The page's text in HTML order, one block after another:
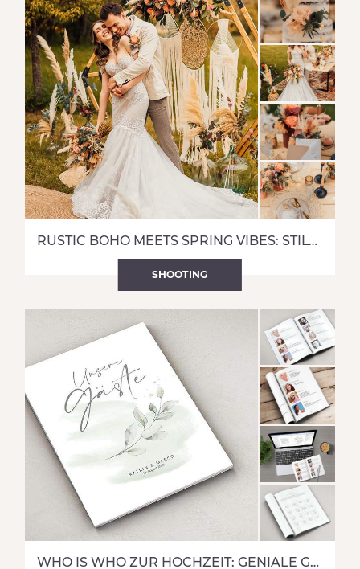
RUSTIC BOHO MEETS SPRING VIBES: STILVOLLE GARTENHOCHZEIT
SHOOTING
WHO IS WHO ZUR HOCHZEIT: GENIALE GÄSTEVORSTELLUNG & HOCHZEITSSPIEL